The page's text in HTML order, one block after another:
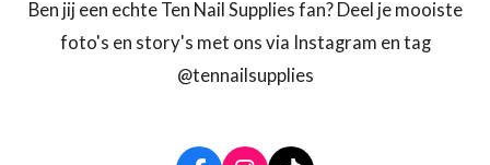
Ben jij een echte Ten Nail Supplies fan? Deel je mooiste
foto's en story's met ons via Instagram en tag
@tennailsupplies